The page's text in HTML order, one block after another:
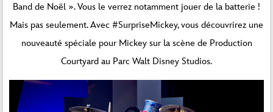
Band de Noël ». Vous le verrez notamment jouer de la batterie !
Mais pas seulement. Avec #SurpriseMickey, vous découvrirez une
nouveauté spéciale pour Mickey sur la scène de Production
Courtyard au Parc Walt Disney Studios.